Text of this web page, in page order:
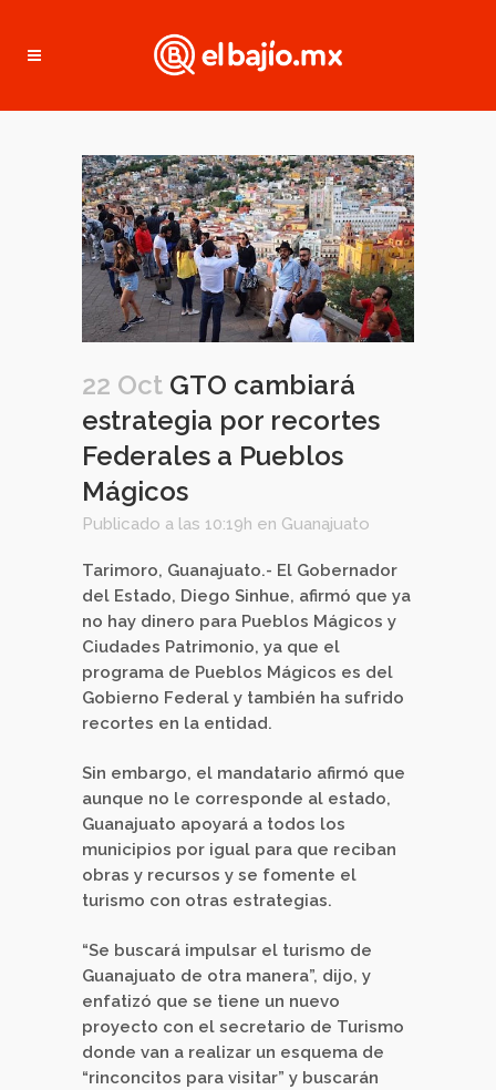
22 Oct GTO cambiará
estrategia por recortes
Federales a Pueblos
Mágicos
Publicado a las 10:19h en Guanajuato
Tarimoro, Guanajuato.- El Gobernador
del Estado, Diego Sinhue, afirmó que ya
no hay dinero para Pueblos Mágicos y
Ciudades Patrimonio, ya que el
programa de Pueblos Mágicos es del
Gobierno Federal y también ha sufrido
recortes en la entidad.
Sin embargo, el mandatario afirmó que
aunque no le corresponde al estado,
Guanajuato apoyará a todos los
municipios por igual para que reciban
obras y recursos y se fomente el
turismo con otras estrategias.
“Se buscará impulsar el turismo de
Guanajuato de otra manera”, dijo, y
enfatizó que se tiene un nuevo
proyecto con el secretario de Turismo
donde van a realizar un esquema de
“rinconcitos para visitar” y buscarán